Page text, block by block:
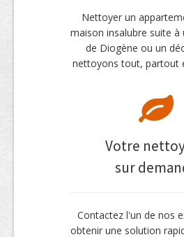
Nettoyer un
maison insalubre suite à
de Diogène ou un
nettoyons tout, partout
Votre
sur
Contactez l'un de nos
obtenir une solution